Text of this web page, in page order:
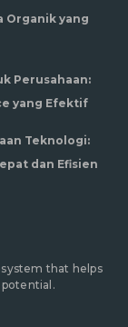
Organik yang
Perusahaan:
yang Efektif
Teknologi:
dan Efisien
that helps